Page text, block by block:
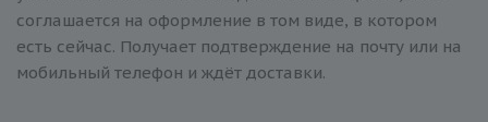
соглашается на оформление в том виде, в котором
есть сейчас. Получает подтверждение на почту или на
мобильный телефон и ждёт доставки.